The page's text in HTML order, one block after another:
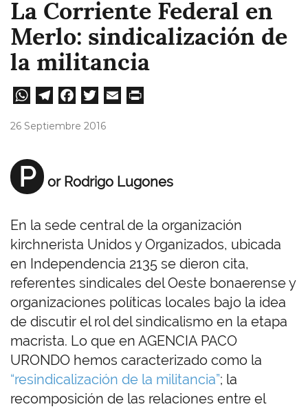
La Corriente Federal en
Merlo: sindicalización de
la militancia
W
A
pp
Te
m
Fa
26 Septiembre 2016
P or Rodrigo Lugones
En la sede central de la organización
kirchnerista Unidos y Organizados, ubicada
en Independencia 2135 se dieron cita,
referentes sindicales del Oeste bonaerense y
organizaciones políticas locales bajo la idea
de discutir el rol del sindicalismo en la etapa
macrista. Lo que en AGENCIA PACO
URONDO hemos caracterizado como la
“resindicalización de la militancia”; la
recomposición de las relaciones entre el